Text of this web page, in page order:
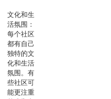
文化和生
活氛围：
每个社区
都有自己
独特的文
化和生活
氛围。有
些社区可
能更注重